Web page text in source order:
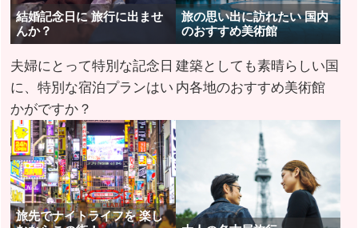
結婚記念日に 旅行に出ませ
んか？
夫婦にとって特別な記念日
に、特別な宿泊プランはい
かがですか？
旅の思い出に訪れたい 国内
のおすすめ美術館
建築としても素晴らしい国
内各地のおすすめ美術館
旅先でナイトライフを 楽し